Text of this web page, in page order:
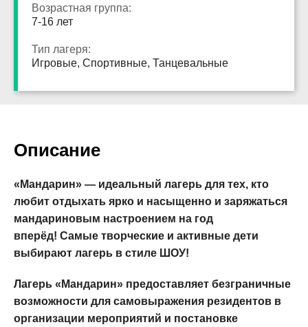
Возрастная группа:
7-16 лет
Тип лагеря:
Игровые, Спортивные, Танцевальные
Описание
«Мандарин» — идеальный лагерь для тех, кто
любит отдыхать ярко и насыщенно и заряжаться
мандариновым настроением на год
вперёд! Самые творческие и активные дети
выбирают лагерь в стиле ШОУ!
Лагерь «Мандарин» предоставляет безграничные
возможности для самовыражения резидентов в
организации мероприятий и постановке